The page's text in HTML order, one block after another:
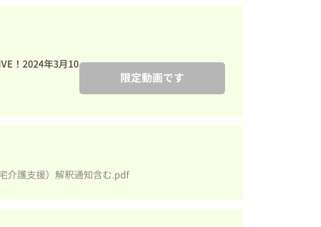
！2024年3月10
限定動画です
介護支援）解釈通知含む.pdf